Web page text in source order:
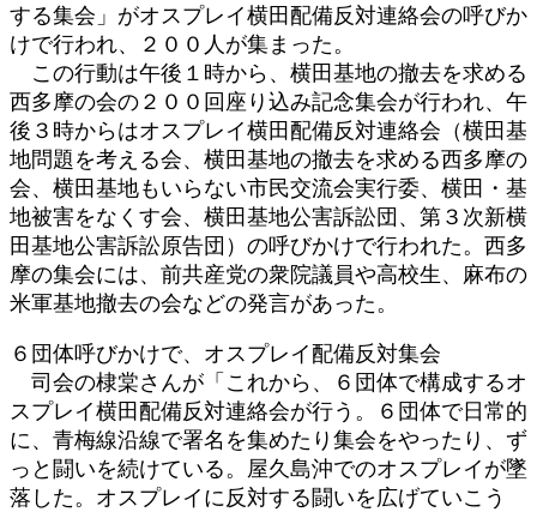
する集会」がオスプレイ横田配備反対連絡会の呼びか
けで行われ、２００人が集まった。
この行動は午後１時から、横田基地の撤去を求める
西多摩の会の２００回座り込み記念集会が行われ、午
後３時からはオスプレイ横田配備反対連絡会（横田基
地問題を考える会、横田基地の撤去を求める西多摩の
会、横田基地もいらない市民交流会実行委、横田・基
地被害をなくす会、横田基地公害訴訟団、第３次新横
田基地公害訴訟原告団）の呼びかけで行われた。西多
摩の集会には、前共産党の衆院議員や高校生、麻布の
米軍基地撤去の会などの発言があった。
６団体呼びかけで、オスプレイ配備反対集会
司会の棣棠さんが「これから、６団体で構成するオ
スプレイ横田配備反対連絡会が行う。６団体で日常的
に、青梅線沿線で署名を集めたり集会をやったり、ず
っと闘いを続けている。屋久島沖でのオスプレイが墜
落した。オスプレイに反対する闘いを広げていこう